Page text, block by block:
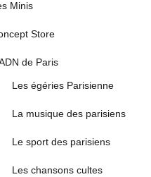
Minis
Store
de Paris
Les égéries Parisienne
La musique des parisiens
Le sport des parisiens
Les chansons cultes